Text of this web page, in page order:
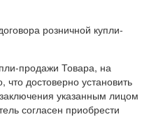
розничной купли-
продажи Товара, на
достоверно установить
указанным лицом
согласен приобрести